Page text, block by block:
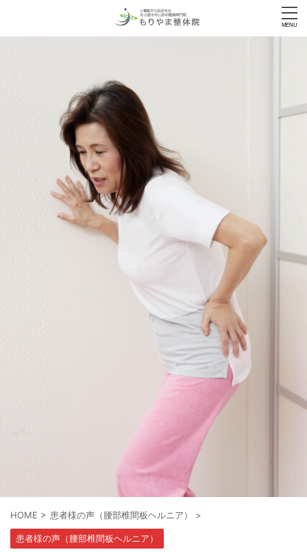
HOME > 患者様の声（腰部椎間板ヘルニア） >
患者様の声（腰部椎間板ヘルニア）